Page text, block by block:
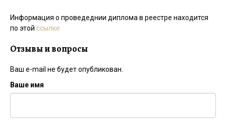
Информация о проведеднии диплома в реестре находится
по этой ссылке
Отзывы и вопросы
Ваш e-mail не будет опубликован.
Ваше имя